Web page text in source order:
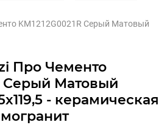
KM1212G0021R Серый Матовый
Про Чементо
Серый Матовый
- керамическая